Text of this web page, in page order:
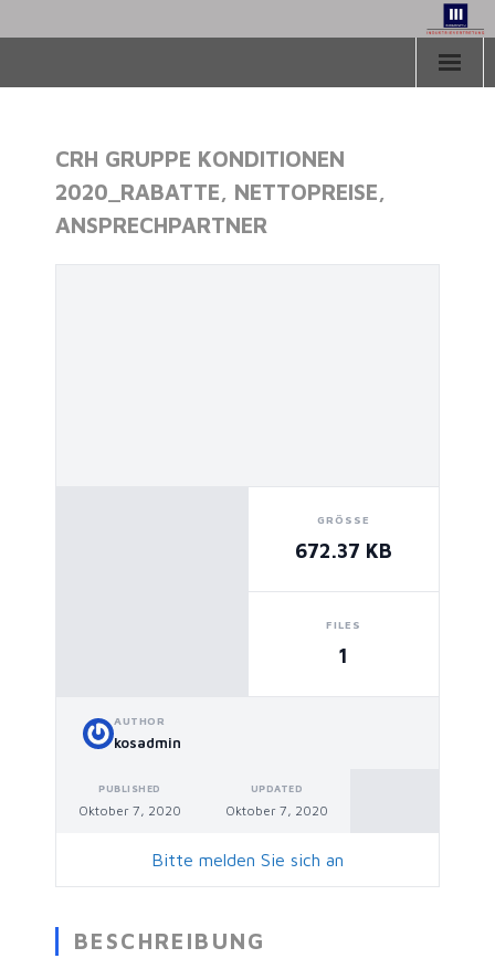
Aktuelles
Vertretungen
Downloads
CRH GRUPPE KONDITIONEN
2020_RABATTE, NETTOPREISE,
ANSPRECHPARTNER
GRÖSSE
672.37 KB
FILES
1
AUTHOR
kosadmin
PUBLISHED
Oktober 7, 2020
UPDATED
Oktober 7, 2020
Bitte melden Sie sich an
BESCHREIBUNG